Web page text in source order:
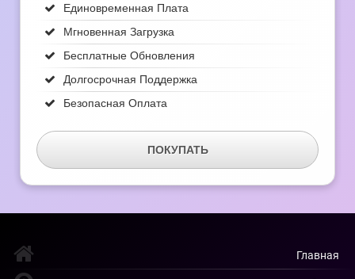
Единовременная Плата
Мгновенная Загрузка
Бесплатные Обновления
Долгосрочная Поддержка
Безопасная Оплата
ПОКУПАТЬ
Главная